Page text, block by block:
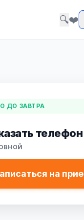
🔍❤️
ДО ЗАВТРА
телефон
на